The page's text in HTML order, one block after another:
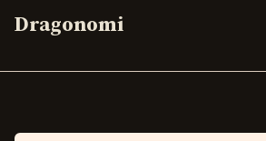
Dragonomi